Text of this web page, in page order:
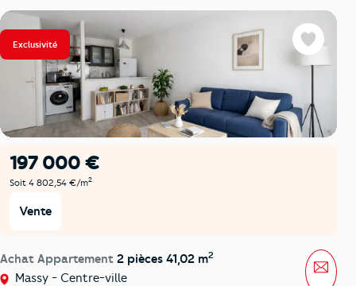
Exclusivité
197 000 €
Soit 4 802,54 €/m2
Vente
Achat Appartement 2 pièces 41,02 m2
Massy - Centre-ville
Favoris